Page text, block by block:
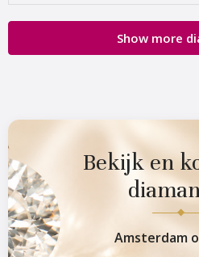
Show more
Bekijk en
Amsterdam